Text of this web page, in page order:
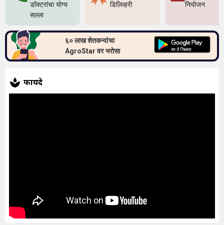
डॉक्टरांचा योग्य
सल्ला
डिलिव्हरी
नियोजन
६० लाख शेतकऱ्यांचा
AgroStar वर भरोसा
फायदे